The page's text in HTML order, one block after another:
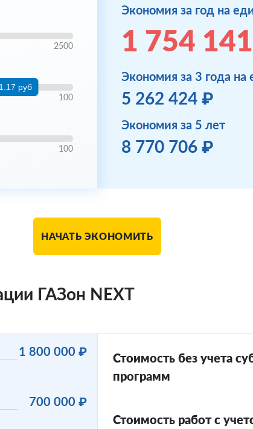
2500
руб
100
100
Экономия за год на
1 754
Экономия за 3 года на
5 262 424 ₽
Экономия за 5 лет
8 770 706 ₽
НАЧАТЬ ЭКОНОМИТЬ
ГАЗон NEXT
1 800 000 ₽
700 000 ₽
Стоимость без учета
программ
Стоимость работ с